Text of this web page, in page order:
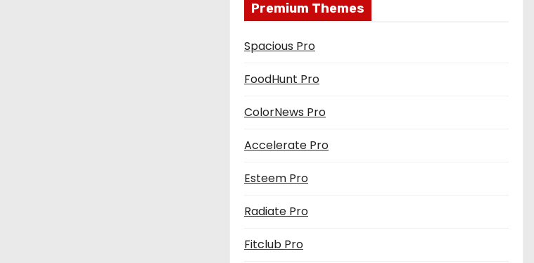
Premium Themes
Spacious Pro
FoodHunt Pro
ColorNews Pro
Accelerate Pro
Esteem Pro
Radiate Pro
Fitclub Pro